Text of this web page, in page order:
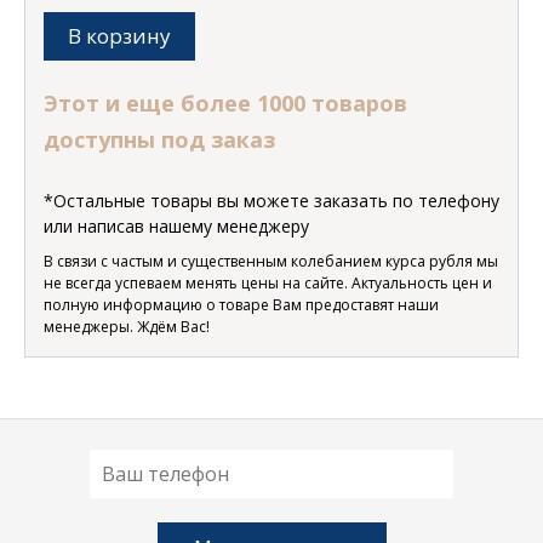
В корзину
Этот и еще более 1000 товаров
доступны под заказ
*Остальные товары вы можете заказать по телефону
или написав нашему менеджеру
В связи с частым и существенным колебанием курса рубля мы
не всегда успеваем менять цены на сайте. Актуальность цен и
полную информацию о товаре Вам предоставят наши
менеджеры. Ждём Вас!